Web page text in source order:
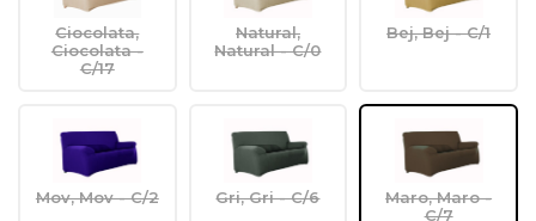
Ciocolata,
Ciocolata -
C/17
Natural,
Natural - C/0
Bej, Bej - C/1
Mov, Mov - C/2 Gri, Gri - C/6
Maro, Maro -
C/7